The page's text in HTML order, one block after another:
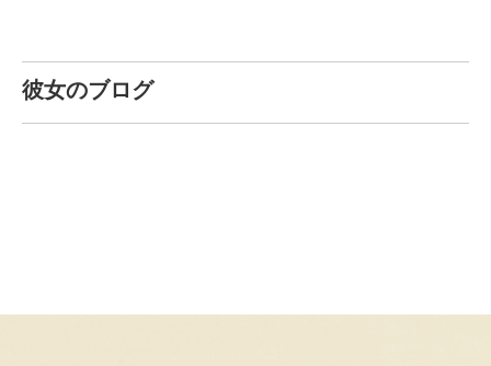
ないので教えて欲しい〜！
会えばすぐファンになってしまうので注意が必要です
ね…(笑)
彼女のブログ